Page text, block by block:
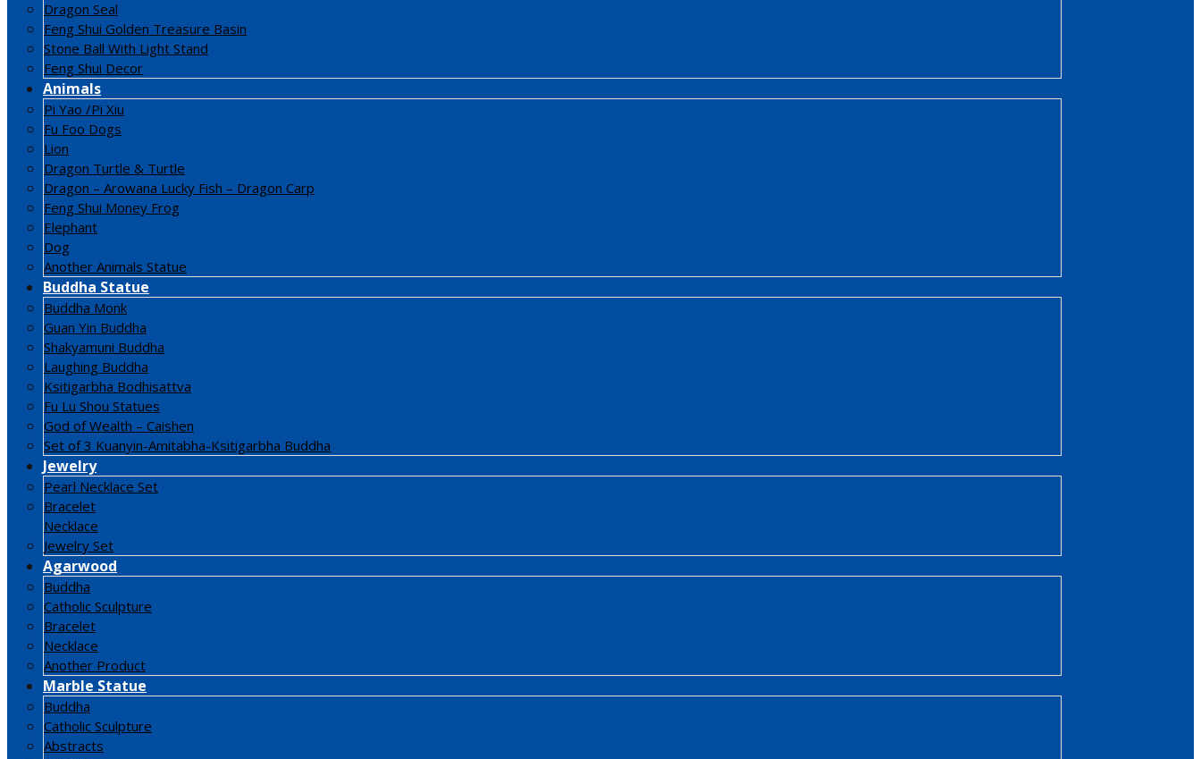
Dragon Seal
Feng Shui Golden Treasure Basin
Stone Ball With Light Stand
Feng Shui Decor
Animals
Pi Yao /Pi Xiu
Fu Foo Dogs
Lion
Dragon Turtle & Turtle
Dragon – Arowana Lucky Fish – Dragon Carp
Feng Shui Money Frog
Elephant
Dog
Another Animals Statue
Buddha Statue
Buddha Monk
Guan Yin Buddha
Shakyamuni Buddha
Laughing Buddha
Ksitigarbha Bodhisattva
Fu Lu Shou Statues
God of Wealth – Caishen
Set of 3 Kuanyin-Amitabha-Ksitigarbha Buddha
Jewelry
Pearl Necklace Set
Bracelet
Necklace
Jewelry Set
Agarwood
Buddha
Catholic Sculpture
Bracelet
Necklace
Another Product
Marble Statue
Buddha
Catholic Sculpture
Abstracts